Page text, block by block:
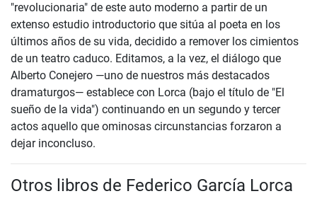
"revolucionaria" de este auto moderno a partir de un
extenso estudio introductorio que sitúa al poeta en los
últimos años de su vida, decidido a remover los cimientos
de un teatro caduco. Editamos, a la vez, el diálogo que
Alberto Conejero —uno de nuestros más destacados
dramaturgos— establece con Lorca (bajo el título de "El
sueño de la vida") continuando en un segundo y tercer
actos aquello que ominosas circunstancias forzaron a
dejar inconcluso.
Otros libros de Federico García Lorca